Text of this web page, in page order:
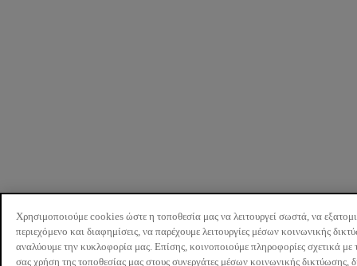
Χρησιμοποιούμε cookies ώστε η τοποθεσία μας να λειτουργεί σωστά, να
περιεχόμενο και διαφημίσεις, να παρέχουμε λειτουργίες μέσων κοινωνικής
αναλύουμε την κυκλοφορία μας. Επίσης, κοινοποιούμε πληροφορίες σχετικά με
σας χρήση της τοποθεσίας μας στους συνεργάτες μέσων κοινωνικής δικτύωσης,